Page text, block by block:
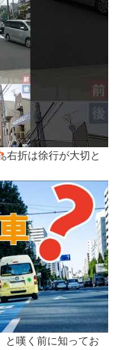
右折は徐行が大切と
と嘆く前に知ってお